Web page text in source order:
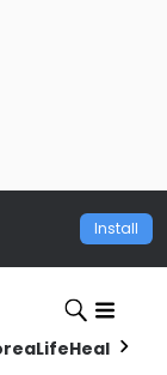
Install
LifeHealth